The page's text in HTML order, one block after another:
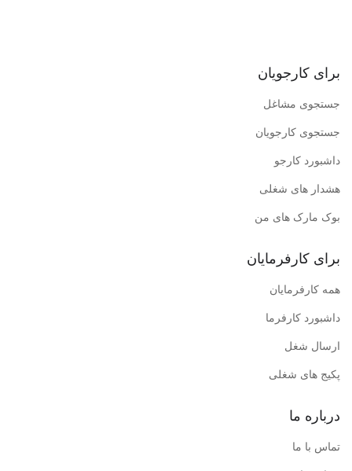
برای کارجویان
جستجوی مشاغل
جستجوی کارجویان
داشبورد کارجو
هشدار های شغلی
بوک مارک های من
برای کارفرمایان
همه کارفرمایان
داشبورد کارفرما
ارسال شغل
پکیج های شغلی
درباره ما
تماس با ما